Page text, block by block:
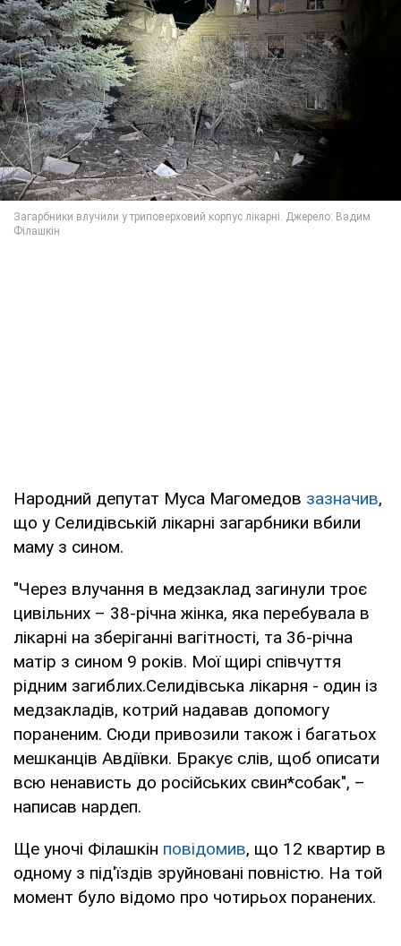
Народний депутат Муса Магомедов зазначив,
що у Селидівській лікарні загарбники вбили
маму з сином.
"Через влучання в медзаклад загинули троє
цивільних – 38-річна жінка, яка перебувала в
лікарні на зберіганні вагітності, та 36-річна
матір з сином 9 років. Мої щирі співчуття
рідним загиблих.Селидівська лікарня - один із
медзакладів, котрий надавав допомогу
пораненим. Сюди привозили також і багатьох
мешканців Авдіївки. Бракує слів, щоб описати
всю ненависть до російських свин*собак", –
написав нардеп.
Ще уночі Філашкін повідомив, що 12 квартир в
одному з під'їздів зруйновані повністю. На той
момент було відомо про чотирьох поранених.